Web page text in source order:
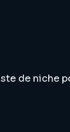
de niche